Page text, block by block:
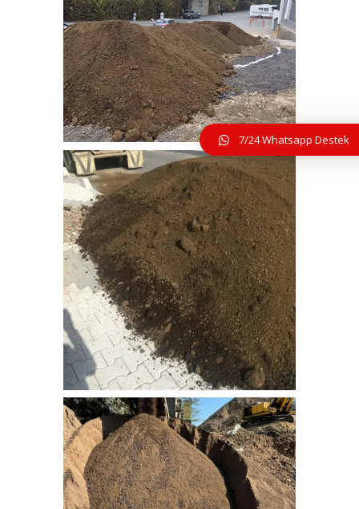
bitkisel_toprak-12
IMG-20170206-WA0014
7/24 Whatsapp Destek